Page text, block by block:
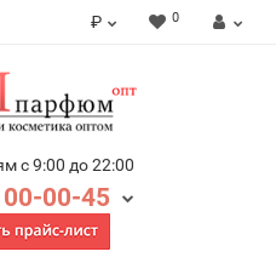
₽ 0
с 9:00 до 22:00
00-45